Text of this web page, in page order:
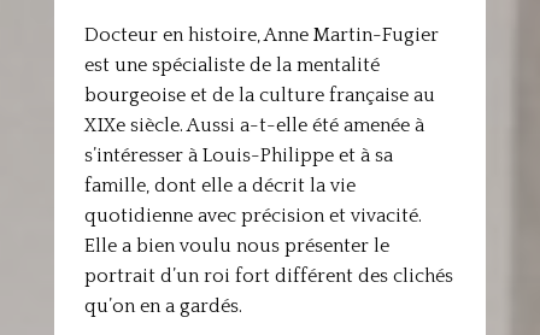
Docteur en histoire, Anne Martin-Fugier
est une spécialiste de la mentalité
bourgeoise et de la culture française au
XIXe siècle. Aussi a-t-elle été amenée à
s’intéresser à Louis-Philippe et à sa
famille, dont elle a décrit la vie
quotidienne avec précision et vivacité.
Elle a bien voulu nous présenter le
portrait d’un roi fort différent des clichés
qu’on en a gardés.